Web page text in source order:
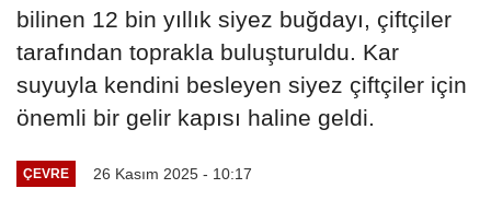
bilinen 12 bin yıllık siyez buğdayı, çiftçiler
tarafından toprakla buluşturuldu. Kar
suyuyla kendini besleyen siyez çiftçiler için
önemli bir gelir kapısı haline geldi.
ÇEVRE 26 Kasım 2025 - 10:17